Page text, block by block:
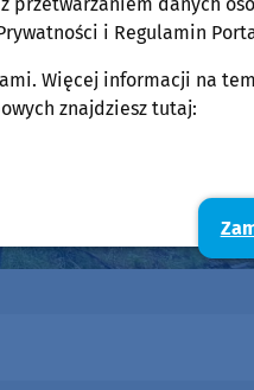
i Regulamin
Więcej informacji na
znajdziesz tutaj: